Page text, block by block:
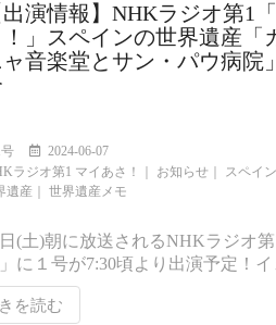
出演情報】NHKラジオ第1
！」スペインの世界遺産「
音楽堂とサン・パウ病院
2024-06-07
ラジオ第1 マイあさ！
お知らせ スペイン
遺産 世界遺産メモ
(土)朝に放送されるNHKラジオ第
」に１号が7:30頃より出演予定！イ
を読む